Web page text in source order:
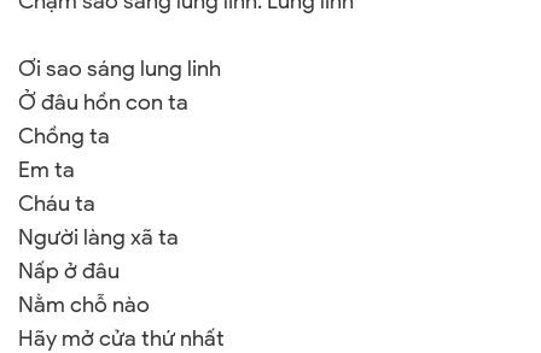
Ơi sao sáng lung linh
Ở đâu hồn con ta
Chồng ta
Em ta
Cháu ta
Người làng xã ta
Nấp ở đâu
Nằm chỗ nào
Hãy mở cửa thứ nhất